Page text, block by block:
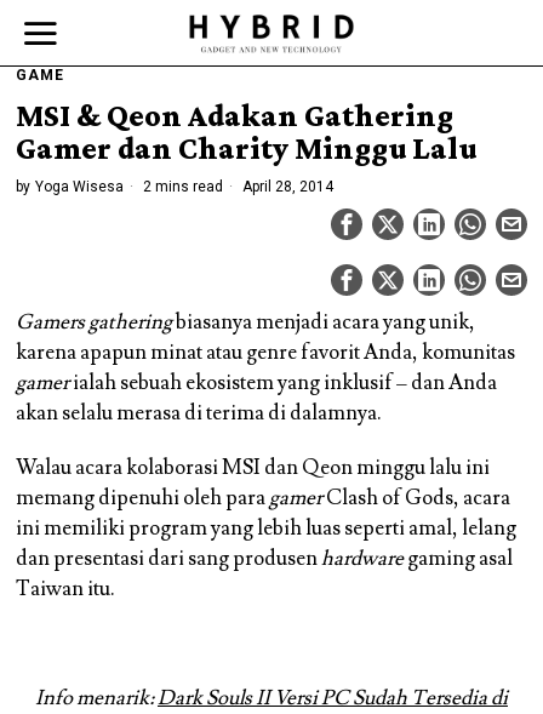
GAME
MSI & Qeon Adakan Gathering
Gamer dan Charity Minggu Lalu
by Yoga Wisesa 2 mins read April 28, 2014
Gamers gatheringbiasanya menjadi acara yang unik,
karena apapun minat atau genre favorit Anda, komunitas
gamerialah sebuah ekosistem yang inklusif – dan Anda
akan selalu merasa di terima di dalamnya.
Walau acara kolaborasi MSI dan Qeon minggu lalu ini
memang dipenuhi oleh paragamerClash of Gods, acara
ini memiliki program yang lebih luas seperti amal, lelang
dan presentasi dari sang produsenhardwaregaming asal
Taiwan itu.
Info menarik:Dark Souls II Versi PC Sudah Tersedia di